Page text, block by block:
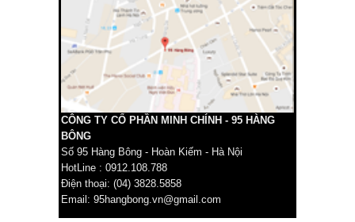
CÔNG TY CỔ PHẦN MINH CHÍNH - 95 HÀNG
BÔNG
Số 95 Hàng Bông - Hoàn Kiếm - Hà Nội
HotLine : 0912.108.788
Điện thoại: (04) 3828.5858
Email: 95hangbong.vn@gmail.com